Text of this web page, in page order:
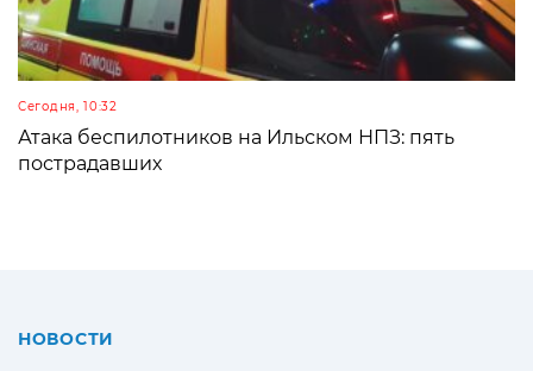
Сегодня, 10:32
Атака беспилотников на Ильском НПЗ: пять
пострадавших
НОВОСТИ